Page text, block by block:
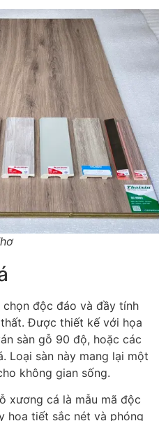
độc đáo và đầy tính
Được thiết kế với họa
sàn gỗ 90 độ, hoặc các
Loại sàn này mang lại một
không gian sống.
xương cá là mẫu mã độc
họa tiết sắc nét và phóng